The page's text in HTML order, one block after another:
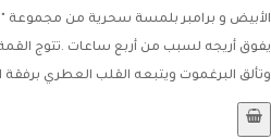
الأبيض و برامبر بلمسة سحرية من مجموعة
يفوق أريجه لسبب من أربع ساعات .تتوج
وتألق البرغموت ويتبعه القلب العطري برفقة